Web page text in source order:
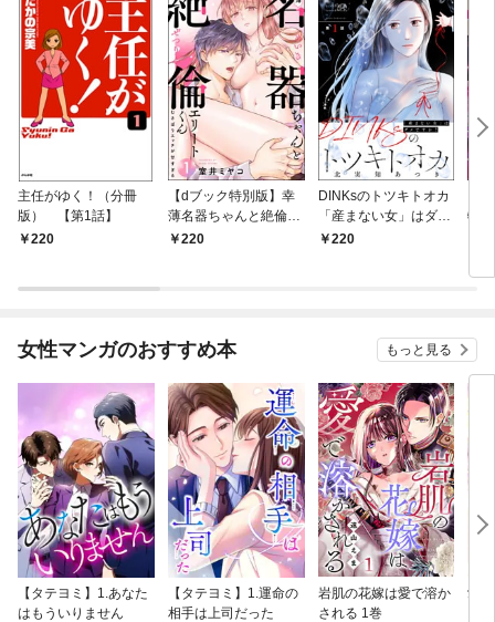
主任がゆく！（分冊
版） 【第1話】
220
【dブック特別版】幸
薄名器ちゃんと絶倫エ
リートくん むさぼりエ
220
DINKsのトツキトオカ
「産まない女」はダメ
ですか？（分冊版）
220
物
話】
女性マンガのおすすめ本 もっと見る
【タテヨミ】1.あなた
はもういりません
【タテヨミ】1.運命の
相手は上司だった
岩肌の花嫁は愛で溶か
される 1巻
愛